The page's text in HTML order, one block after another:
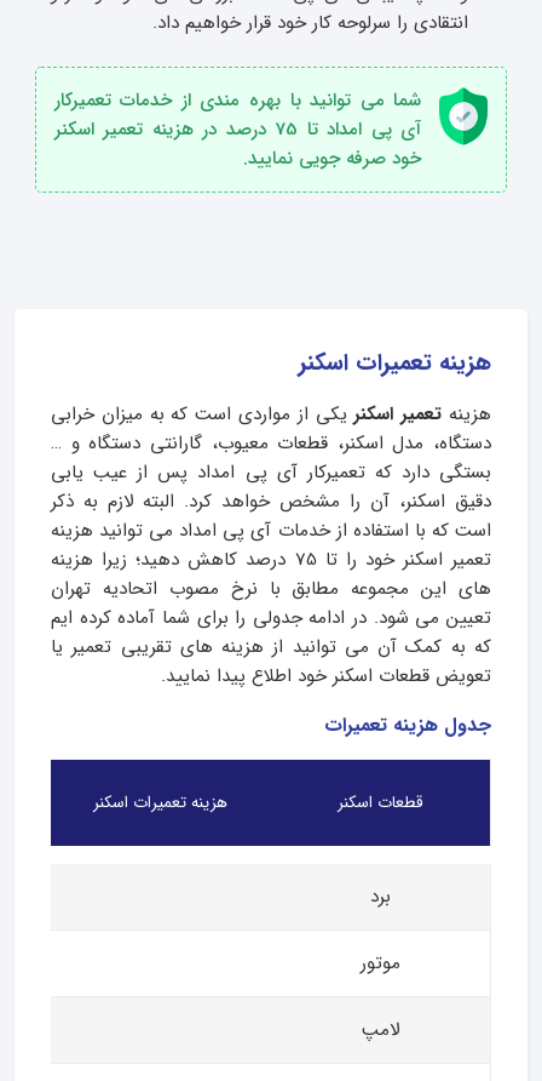
انتقادی را سرلوحه کار خود قرار خواهیم داد.
شما می توانید با بهره مندی از خدمات تعمیرکار
آی پی امداد تا 75 درصد در هزینه تعمیر اسکنر
خود صرفه جویی نمایید.
هزینه تعمیرات اسکنر
هزینه تعمیر اسکنریکی از مواردی است که به میزان خرابی
دستگاه، مدل اسکنر، قطعات معیوب، گارانتی دستگاه و …
بستگی دارد که تعمیرکار آی پی امداد پس از عیب یابی
دقیق اسکنر، آن را مشخص خواهد کرد. البته لازم به ذکر
است که با استفاده از خدمات آی پی امداد می توانید هزینه
تعمیر اسکنر خود را تا 75 درصد کاهش دهید؛ زیرا هزینه
های این مجموعه مطابق با نرخ مصوب اتحادیه تهران
تعیین می شود. در ادامه جدولی را برای شما آماده کرده ایم
که به کمک آن می توانید از هزینه های تقریبی تعمیر یا
تعویض قطعات اسکنر خود اطلاع پیدا نمایید.
جدول هزینه تعمیرات
قطعات اسکنر هزینه تعمیرات اسکنر
برد
موتور
لامپ